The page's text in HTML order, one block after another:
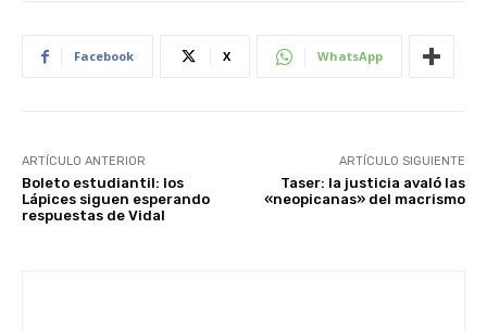
Facebook X WhatsApp
ARTÍCULO ANTERIOR
Boleto estudiantil: los
Lápices siguen esperando
respuestas de Vidal
ARTÍCULO SIGUIENTE
Taser: la justicia avaló las
«neopicanas» del macrismo